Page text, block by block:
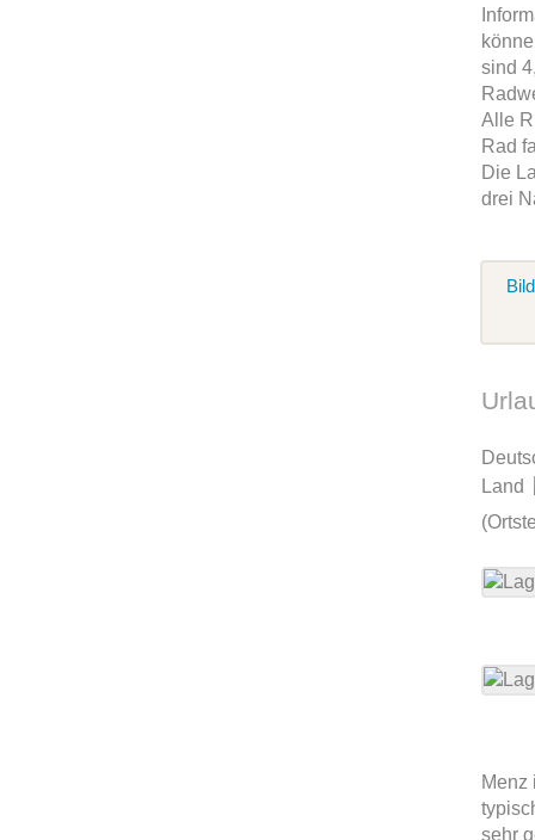
sind
Alle
Rad
Die
drei
Land
Menz
sehr